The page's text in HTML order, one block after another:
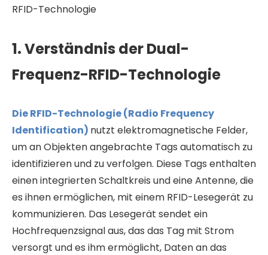
RFID-Technologie
1. Verständnis der Dual-
Frequenz-RFID-Technologie
Die RFID-Technologie (Radio Frequency
Identification) nutzt elektromagnetische Felder,
um an Objekten angebrachte Tags automatisch zu
identifizieren und zu verfolgen. Diese Tags enthalten
einen integrierten Schaltkreis und eine Antenne, die
es ihnen ermöglichen, mit einem RFID-Lesegerät zu
kommunizieren. Das Lesegerät sendet ein
Hochfrequenzsignal aus, das das Tag mit Strom
versorgt und es ihm ermöglicht, Daten an das